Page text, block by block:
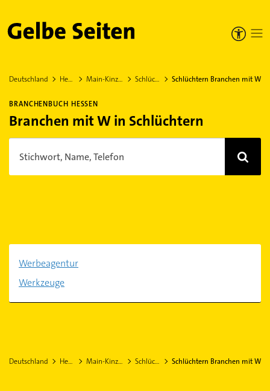
Gelbe Seiten
Deutschland Hessen Main-Kinzig-Kreis Schlüchtern Schlüchtern Branchen mit W
BRANCHENBUCH HESSEN
Branchen mit W in Schlüchtern
Stichwort, Name, Telefon
Werbeagentur
Werkzeuge
Deutschland Hessen Main-Kinzig-Kreis Schlüchtern Schlüchtern Branchen mit W